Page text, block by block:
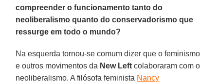
compreender o funcionamento tanto do
neoliberalismo quanto do conservadorismo que
ressurge em todo o mundo?
Na esquerda tornou-se comum dizer que o feminismo
e outros movimentos da New Left colaboraram com o
neoliberalismo. A filósofa feminista Nancy